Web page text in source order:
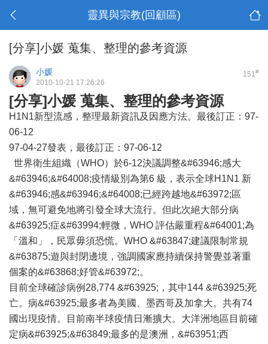
靈異與宗教(回顧區)
[分享]小媛 蒐集、整理的參考資源
151#
小媛
2010-10-21 17:26:26
[分享]小媛 蒐集、整理的參考資源
H1N1新型流感，整理最新資訊及因應方法。最後訂正：97-
06-12
97-04-27發表，最後訂正：97-06-12
世界衛生組織（WHO）於6-12決議調整&#63946;感大
&#63946;&#64008;疫情級別為第6 級，表示全球H1N1 新
&#63946;感&#63946;&#64008;已經跨越地&#63972;區
域，無可避免地將引發全球大流行。但此次絕大部分病
&#63925;症&#63994;輕微，WHO 評估嚴重程&#64001;為
「溫和」，民眾毋須恐慌。WHO &#63847;建議限制常規
&#63875;遊與封閉邊境，強調國家應持續保持警覺並著重
個案的&#63868;好管&#63972;。
目前全球確診病例28,774 &#63925;，其中144 &#63925;死
亡。病&#63925;最多者為美國、墨西哥及加拿大。共有74
國出現疫情。目前南半球疫情日漸擴大。大洋洲地區目前確
定病&#63925;&#63849;最多的是澳洲，&#63951;西